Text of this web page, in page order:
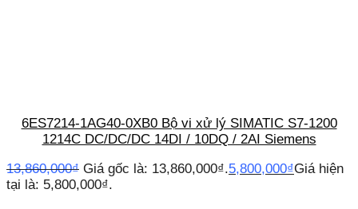
6ES7214-1AG40-0XB0 Bộ vi xử lý SIMATIC S7-1200
1214C DC/DC/DC 14DI / 10DQ / 2AI Siemens
13,860,000₫ Giá gốc là: 13,860,000₫.5,800,000₫Giá hiện
tại là: 5,800,000₫.